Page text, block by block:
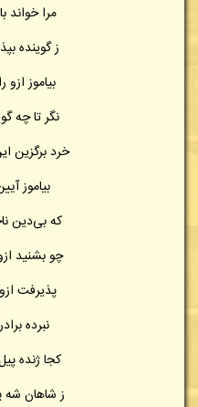
مرا خواند
ز گوینده
بیاموز
نگر تا چه
خرد برگزین
بیاموز
که بی‌دین
چو بشنید
پذیرفت
نبرده
کجا ژنده
ز شاهان شه